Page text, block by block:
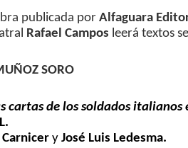
publicada por Alfaguara
Rafael Campos leerá textos
SORO
cartas de los soldados italianos
y José Luis Ledesma.